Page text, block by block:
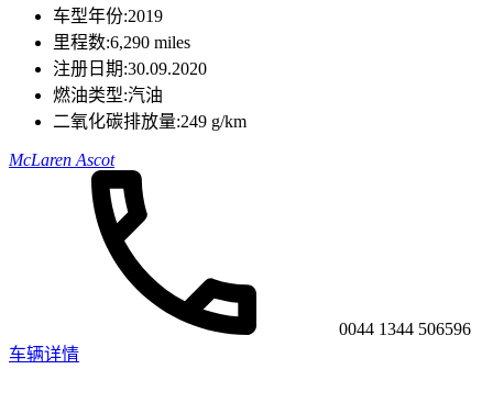
车型年份:2019
里程数:6,290 miles
注册日期:30.09.2020
燃油类型:汽油
二氧化碳排放量:249 g/km
McLaren Ascot
0044 1344 506596
车辆详情